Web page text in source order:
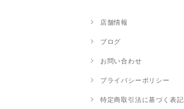
店舗情報
ブログ
お問い合わせ
プライバシーポリシー
特定商取引法に基づく表記